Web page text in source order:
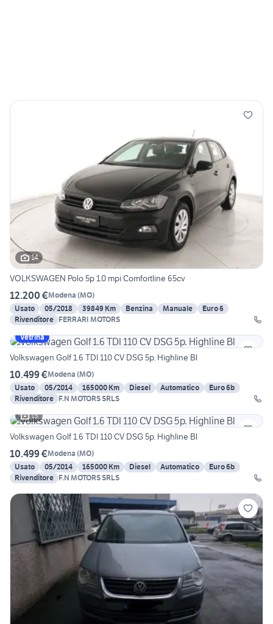
14
VOLKSWAGEN Polo 5p 1.0 mpi Comfortline 65cv
12.200 €Modena (MO)
Usato
05/2018 39849 Km Benzina Manuale
Euro 6
Rivenditore FERRARI MOTORS
Vetrina
Volkswagen Golf 1.6 TDI 110 CV DSG 5p. Highline Bl
10.499 €Modena (MO)
Usato
05/2014 165000 Km Diesel Automatico
Euro 6b
Rivenditore F.N MOTORS SRLS
13
Volkswagen Golf 1.6 TDI 110 CV DSG 5p. Highline Bl
10.499 €Modena (MO)
Usato
05/2014 165000 Km Diesel Automatico
Euro 6b
Rivenditore F.N MOTORS SRLS